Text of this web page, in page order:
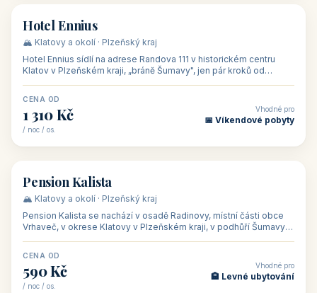
🏨 hotel
Hotel Ennius
🏔️ Klatovy a okolí · Plzeňský kraj
Hotel Ennius sídlí na adrese Randova 111 v historickém centru
Klatov v Plzeňském kraji, „bráně Šumavy", jen pár kroků od
CENA OD
1 310 Kč
/ noc / os.
Vhodné pro
📅 Víkendové pobyty
🏡 penzion
Pension Kalista
🏔️ Klatovy a okolí · Plzeňský kraj
Pension Kalista se nachází v osadě Radinovy, místní části obce
Vrhaveč, v okrese Klatovy v Plzeňském kraji, v podhůří Šumavy
CENA OD
590 Kč
/ noc / os.
Vhodné pro
🏨 Levné ubytování